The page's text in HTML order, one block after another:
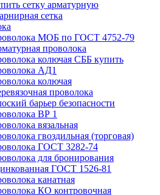
сетку арматурную
сетка
МОБ по ГОСТ 4752-79
проволока
колючая СББ купить
АД1
колючая
проволока
барьер безопасности
ВР 1
вязальная
гвоздильная (торговая)
ГОСТ 3282-74
для бронирования
ГОСТ 1526-81
канатная
КО контровочная